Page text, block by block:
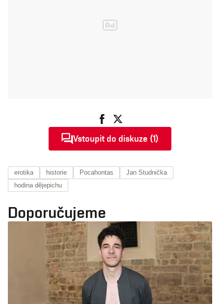
Vstoupit do diskuze (1)
erotika historie Pocahontas
Jan Studnička
hodina dějepichu
Doporučujeme